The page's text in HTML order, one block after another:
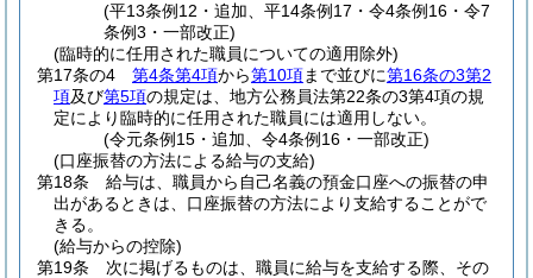
(平13条例12・追加、平14条例17・令4条例16・令7
条例3・一部改正)
(臨時的に任用された職員についての適用除外)
第17条の4
第4条第4項から第10項まで並びに第16条の3第2
項及び第5項の規定は、地方公務員法第22条の3第4項の規
定により臨時的に任用された職員には適用しない。
(令元条例15・追加、令4条例16・一部改正)
(口座振替の方法による給与の支給)
第18条
給与は、職員から自己名義の預金口座への振替の申
出があるときは、口座振替の方法により支給することがで
きる。
(給与からの控除)
第19条
次に掲げるものは、職員に給与を支給する際、その